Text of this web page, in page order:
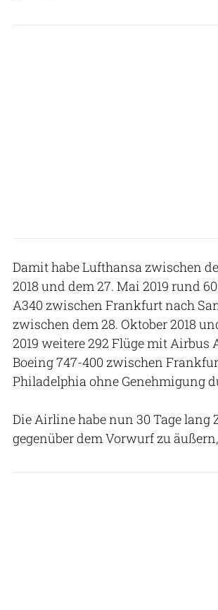
Damit habe Lufthansa zwischen
2018 und dem 27. Mai 2019 rund
A340 zwischen Frankfurt nach
zwischen dem 28. Oktober 2018
2019 weitere 292 Flüge mit Airbus
Boeing 747-400 zwischen
Philadelphia ohne Genehmigung
Die Airline habe nun 30 Tage lang
gegenüber dem Vorwurf zu